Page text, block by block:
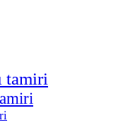
tamiri